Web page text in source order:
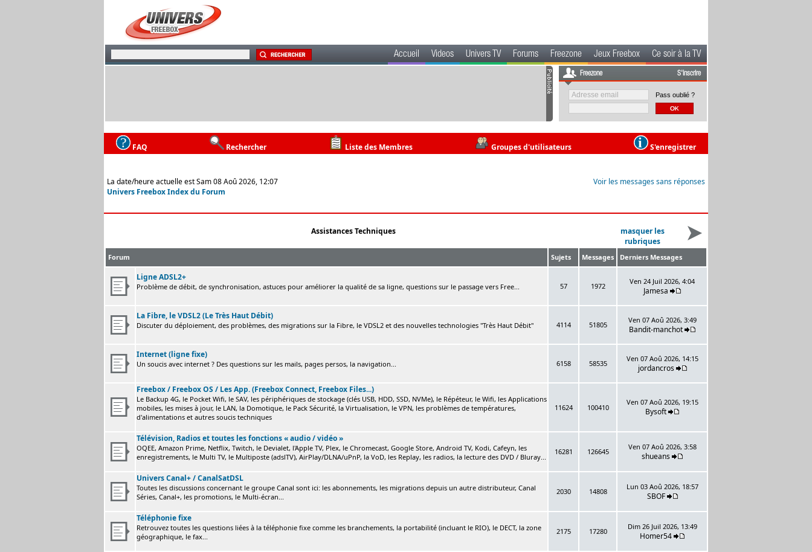
Accueil Videos Univers TV Forums Freezone Jeux Freebox Ce soir à la TV
Freezone S'inscrire
Pass oublié ?
FAQ Rechercher Liste des Membres Groupes d'utilisateurs S'enregistrer
La date/heure actuelle est Sam 08 Aoû 2026, 12:07
Univers Freebox Index du Forum
Voir les messages sans réponses
Assistances Techniques
masquer les
rubriques
Forum Sujets Messages Derniers Messages
Ligne ADSL2+
Problème de débit, de synchronisation, astuces pour améliorer la qualité de sa ligne, questions sur le passage vers Free... 57 1972
Ven 24 Juil 2026, 4:04
Jamesa
La Fibre, le VDSL2 (Le Très Haut Débit)
Discuter du déploiement, des problèmes, des migrations sur la Fibre, le VDSL2 et des nouvelles technologies "Très Haut Débit" 4114 51805
Ven 07 Aoû 2026, 3:49
Bandit-manchot
Internet (ligne fixe)
Un soucis avec internet ? Des questions sur les mails, pages persos, la navigation... 6158 58535
Ven 07 Aoû 2026, 14:15
jordancros
Freebox / Freebox OS / Les App. (Freebox Connect, Freebox Files...)
Le Backup 4G, le Pocket Wifi, le SAV, les périphériques de stockage (clés USB, HDD, SSD, NVMe), le Répéteur, le Wifi, les Applications
mobiles, les mises à jour, le LAN, la Domotique, le Pack Sécurité, la Virtualisation, le VPN, les problèmes de températures,
d'alimentations et autres soucis techniques
11624 100410
Ven 07 Aoû 2026, 19:15
Bysoft
Télévision, Radios et toutes les fonctions « audio / vidéo »
OQEE, Amazon Prime, Netflix, Twitch, le Devialet, l'Apple TV, Plex, le Chromecast, Google Store, Android TV, Kodi, Cafeyn, les
enregistrements, le Multi TV, le Multiposte (adslTV), AirPlay/DLNA/uPnP, la VoD, les Replay, les radios, la lecture des DVD / Bluray...
16281 126645
Ven 07 Aoû 2026, 3:58
shueans
Univers Canal+ / CanalSatDSL
Toutes les discussions concernant le groupe Canal sont ici: les abonnements, les migrations depuis un autre distributeur, Canal
Séries, Canal+, les promotions, le Multi-écran...
2030 14808
Lun 03 Aoû 2026, 18:57
SBOF
Téléphonie fixe
Retrouvez toutes les questions liées à la téléphonie fixe comme les branchements, la portabilité (incluant le RIO), le DECT, la zone
géographique, le fax...
2175 17280
Dim 26 Juil 2026, 13:49
Homer54